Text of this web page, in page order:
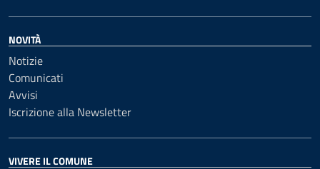
NOVITÀ
Notizie
Comunicati
Avvisi
Iscrizione alla Newsletter
VIVERE IL COMUNE